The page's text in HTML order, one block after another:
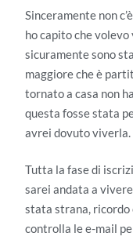
Sinceramente non
ho capito che
sicuramente sono
maggiore che è
tornato a casa non
questa fosse stata
avrei dovuto viverla.
Tutta la fase di
sarei andata a
stata strana,
controlla le e-mail